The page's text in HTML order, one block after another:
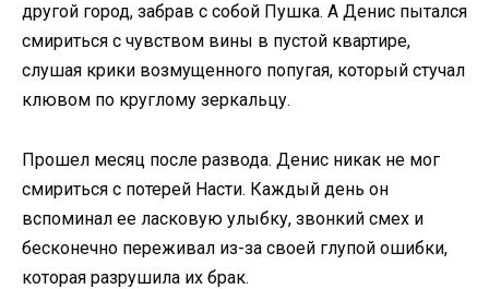
другой город, забрав с собой Пушка. А Денис пытался
смириться с чувством вины в пустой квартире,
слушая крики возмущенного попугая, который стучал
клювом по круглому зеркальцу.
Прошел месяц после развода. Денис никак не мог
смириться с потерей Насти. Каждый день он
вспоминал ее ласковую улыбку, звонкий смех и
бесконечно переживал из-за своей глупой ошибки,
которая разрушила их брак.